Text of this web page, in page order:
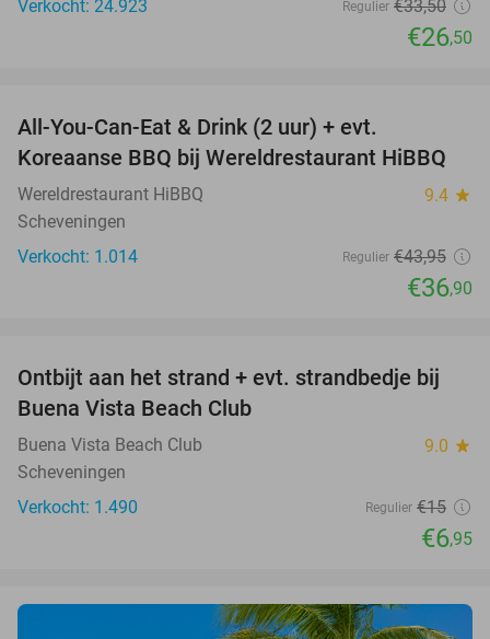
Verkocht: 24.923
Regulier €33,50
€26,50
All-You-Can-Eat & Drink (2 uur) + evt.
Koreaanse BBQ bij Wereldrestaurant HiBBQ
Wereldrestaurant HiBBQ 9.4 star
Scheveningen
Verkocht: 1.014
Regulier €43,95
€36,90
54%
Ontbijt aan het strand + evt. strandbedje bij
Buena Vista Beach Club
Buena Vista Beach Club 9.0 star
Scheveningen
Verkocht: 1.490
Regulier €15
€6,95